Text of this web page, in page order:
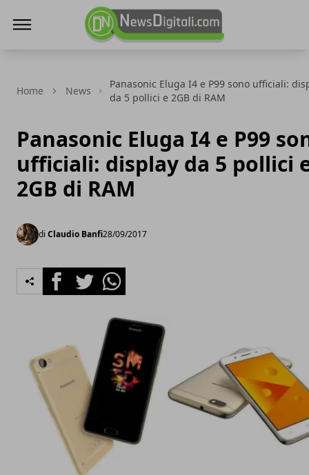
Home News
Panasonic Eluga I4 e P99 sono ufficiali:
da 5 pollici e 2GB di RAM
Panasonic Eluga I4 e P99
ufficiali: display da 5 pollici
2GB di RAM
di Claudio Banfi28/09/2017
FacebookTwitterWhatsapp